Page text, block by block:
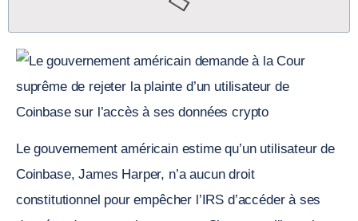
Le gouvernement américain estime qu’un utilisateur de
Coinbase, James Harper, n’a aucun droit
constitutionnel pour empêcher l’IRS d’accéder à ses